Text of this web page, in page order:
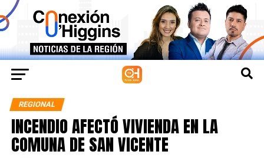
REGIONAL
INCENDIO AFECTÓ VIVIENDA EN LA
COMUNA DE SAN VICENTE